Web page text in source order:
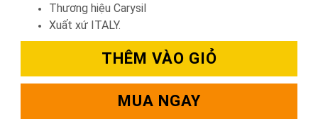
Thương hiệu Carysil
Xuất xứ ITALY.
THÊM VÀO GIỎ
MUA NGAY